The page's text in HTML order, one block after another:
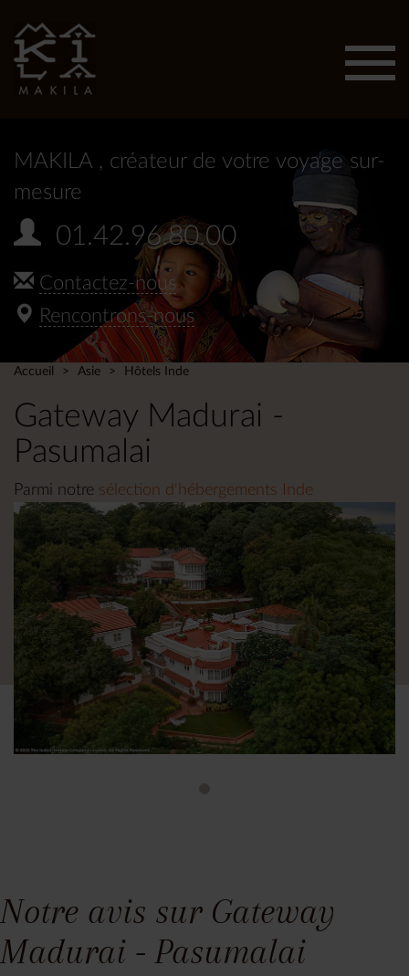
MAKILA , créateur de votre voyage sur-
mesure
01.42.96.80.00
Contactez-nous
Rencontrons-nous
Accueil Asie Hôtels Inde
Gateway Madurai -
Pasumalai
Parmi notre sélection d'hébergements Inde
Notre avis sur Gateway
Madurai - Pasumalai